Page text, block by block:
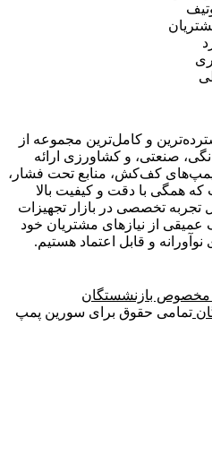
و کامل‌ترین مجموعه از
صنعتی، و کشاورزی ارائه
کف‌کش، منابع تحت فشار،
همگی با دقت و کیفیت بالا
تجربه تخصصی در بازار تجهیزات
از نیازهای مشتریان خود
و قابل اعتماد هستیم.
مخصوص بازنشستگان
تمامی حقوق برای سورین پمپ